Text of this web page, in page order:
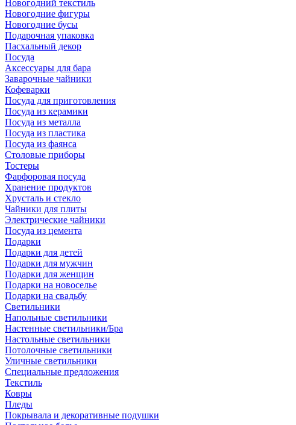
Новогодний текстиль
Новогодние фигуры
Новогодние бусы
Подарочная упаковка
Пасхальный декор
Посуда
Аксессуары для бара
Заварочные чайники
Кофеварки
Посуда для приготовления
Посуда из керамики
Посуда из металла
Посуда из пластика
Посуда из фаянса
Столовые приборы
Тостеры
Фарфоровая посуда
Хранение продуктов
Хрусталь и стекло
Чайники для плиты
Электрические чайники
Посуда из цемента
Подарки
Подарки для детей
Подарки для мужчин
Подарки для женщин
Подарки на новоселье
Подарки на свадьбу
Светильники
Напольные светильники
Настенные светильники/Бра
Настольные светильники
Потолочные светильники
Уличные светильники
Специальные предложения
Текстиль
Ковры
Пледы
Покрывала и декоративные подушки